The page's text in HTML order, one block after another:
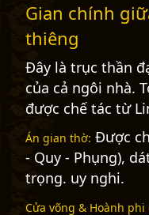
Gian chính
thiêng
Đây là trục thần
của cả ngôi nhà.
được chế tác từ
Án gian thờ: Được
- Quy - Phụng),
trọng. uy nghi.
Cửa võng & Hoành phi